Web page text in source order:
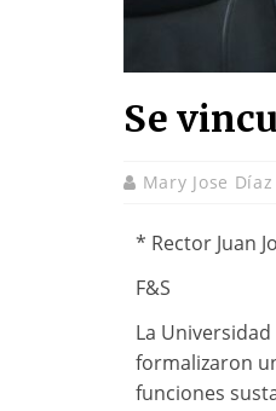
Se
Mary Jose
* Rector Juan
F&S
La Universidad
formalizaron
funciones